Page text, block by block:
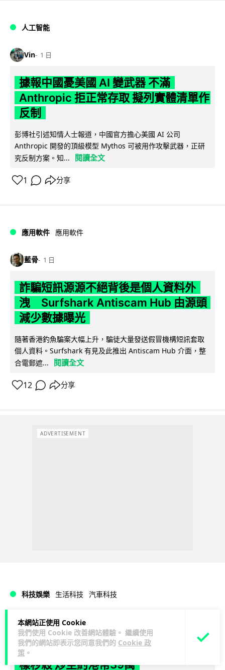
本網站正使用 Cookie
我們使用 Cookie 改善網站體驗。 繼續使用
我們的網站即表示您同意我們的 Cookie 政
策 。
人工智能
Vin 1 日
據報中國憂美國 AI 變武器 不滿
Anthropic 拒正常存取 擬列實體清單作
反制
彭博社引述知情人士報道，中國官方擔心美國 AI 公司
Anthropic 開發的頂級模型 Mythos 可被用作攻擊武器，正研
究反制方案。知...
閱讀全文
1 分享
應用軟件 應用軟件
藍骨 1 日
詐騙短訊源源不絕背後是個人資料外
洩 Surfshark Antiscam Hub 由源頭
減少數據曝光
隨著香港釣魚騙案大幅上升，騙徒大量發送假冒機構短訊套取
個人資料。Surfshark 有見及此推出 Antiscam Hub 介面，整
合電郵遮...
閱讀全文
12 分享
ADVERTISEMENT
科技娛樂 生活科技 汽車科技
Vin 1 日
Tesla 無預警推出兒童車 無電池電機一
樣秒殺 炒至約港幣39萬